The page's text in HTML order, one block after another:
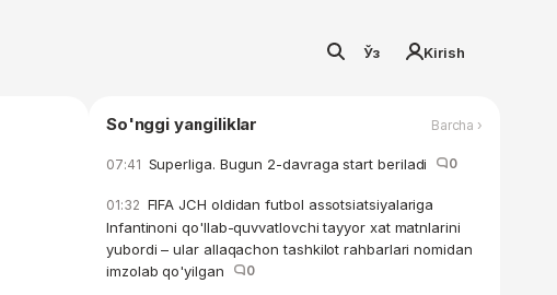
Ўз Kirish
So'nggi yangiliklar Barcha ›
07:41 Superliga. Bugun 2-davraga start beriladi 0
01:32 FIFA JCH oldidan futbol assotsiatsiyalariga
Infantinoni qo'llab-quvvatlovchi tayyor xat matnlarini
yubordi – ular allaqachon tashkilot rahbarlari nomidan
imzolab qo'yilgan
0